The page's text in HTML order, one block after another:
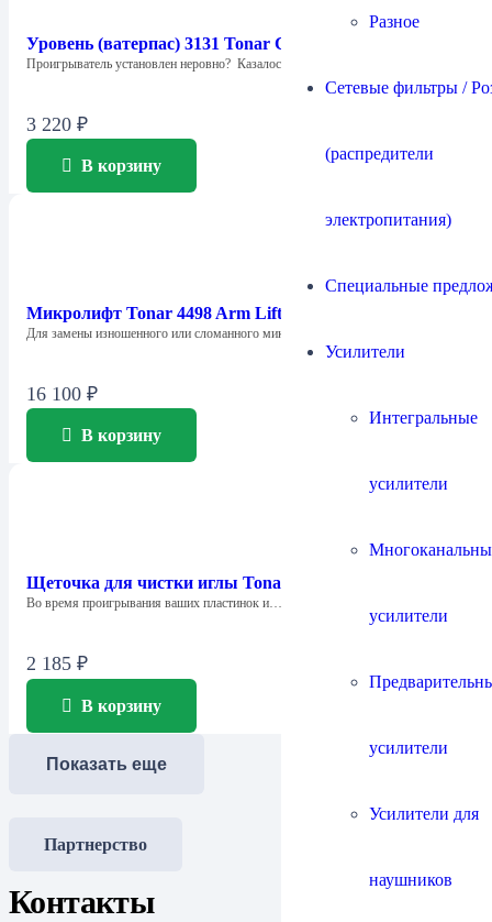
Разное
Сетевые фильтры /
(распредители
электропитания)
Специальные
Усилители
Интегральные
усилители
усилители
усилители
Усилители для
наушников
Уровень (ватерпас) 3131 Tonar Cross Balls
Проигрыватель установлен неровно? Казалось бы, ничего…
3 220 ₽
В корзину
Микролифт Tonar 4498 Arm Lifter
Для замены изношенного или сломанного микролифта…
16 100 ₽
В корзину
Щеточка для чистки иглы Tonar 4250 Clean Tip
Во время проигрывания ваших пластинок и…
2 185 ₽
В корзину
Показать еще
Партнерство
Контакты